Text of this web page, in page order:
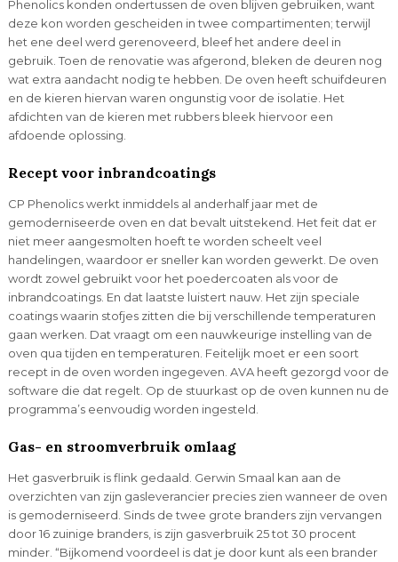
Phenolics konden ondertussen de oven blijven gebruiken, want
deze kon worden gescheiden in twee compartimenten; terwijl
het ene deel werd gerenoveerd, bleef het andere deel in
gebruik. Toen de renovatie was afgerond, bleken de deuren nog
wat extra aandacht nodig te hebben. De oven heeft schuifdeuren
en de kieren hiervan waren ongunstig voor de isolatie. Het
afdichten van de kieren met rubbers bleek hiervoor een
afdoende oplossing.
Recept voor inbrandcoatings
CP Phenolics werkt inmiddels al anderhalf jaar met de
gemoderniseerde oven en dat bevalt uitstekend. Het feit dat er
niet meer aangesmolten hoeft te worden scheelt veel
handelingen, waardoor er sneller kan worden gewerkt. De oven
wordt zowel gebruikt voor het poedercoaten als voor de
inbrandcoatings. En dat laatste luistert nauw. Het zijn speciale
coatings waarin stofjes zitten die bij verschillende temperaturen
gaan werken. Dat vraagt om een nauwkeurige instelling van de
oven qua tijden en temperaturen. Feitelijk moet er een soort
recept in de oven worden ingegeven. AVA heeft gezorgd voor de
software die dat regelt. Op de stuurkast op de oven kunnen nu de
programma’s eenvoudig worden ingesteld.
Gas- en stroomverbruik omlaag
Het gasverbruik is flink gedaald. Gerwin Smaal kan aan de
overzichten van zijn gasleverancier precies zien wanneer de oven
is gemoderniseerd. Sinds de twee grote branders zijn vervangen
door 16 zuinige branders, is zijn gasverbruik 25 tot 30 procent
minder. “Bijkomend voordeel is dat je door kunt als een brander